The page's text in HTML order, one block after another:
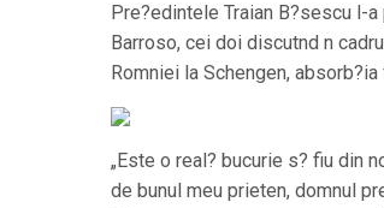
Pre?edintele Traian B?sescu l-
Barroso, cei doi discutnd n
Romniei la Schengen,
„Este o real? bucurie s? fiu din
de bunul meu prieten, domnul